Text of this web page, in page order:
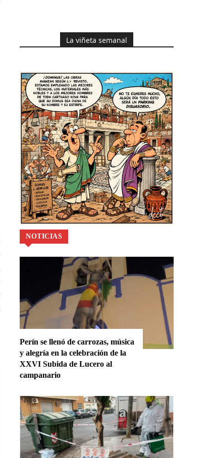
La viñeta semanal
NOTICIAS
Perín se llenó de carrozas, música
y alegría en la celebración de la
XXVI Subida de Lucero al
campanario